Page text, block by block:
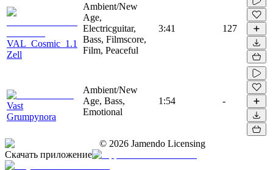
VAL_Cosmic_1.1
Zell
Ambient/New
Age,
Electricguitar,
Bass, Filmscore,
Film, Peaceful
3:41 127
Vast
Grumpynora
Ambient/New
Age, Bass,
Emotional
1:54 -
© 2026 Jamendo Licensing
Скачать приложение